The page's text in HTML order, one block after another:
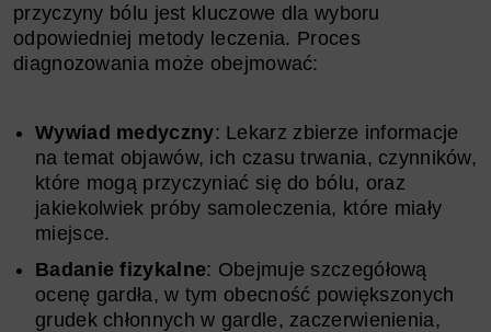
przyczyny bólu jest kluczowe dla wyboru
odpowiedniej metody leczenia. Proces
diagnozowania może obejmować:
Wywiad medyczny: Lekarz zbierze informacje
na temat objawów, ich czasu trwania, czynników,
które mogą przyczyniać się do bólu, oraz
jakiekolwiek próby samoleczenia, które miały
miejsce.
Badanie fizykalne: Obejmuje szczegółową
ocenę gardła, w tym obecność powiększonych
grudek chłonnych w gardle, zaczerwienienia,